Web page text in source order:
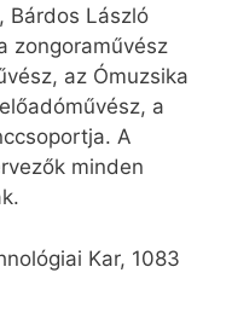
Bárdos László
zongoraművész
az Ómuzsika
a
A
minden
Kar, 1083